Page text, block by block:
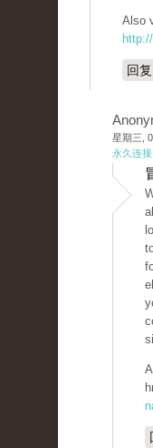
Also
回复
星期三,
永久连接